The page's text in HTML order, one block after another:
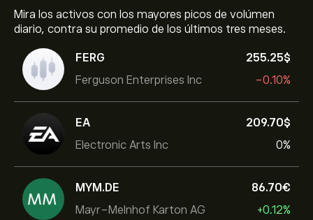
Mira los activos con los mayores picos de volúmen
diario, contra su promedio de los últimos tres meses.
FERG
Ferguson Enterprises Inc
255.25‎$‎
-0.10%
EA
Electronic Arts Inc
209.70‎$‎
0%
MYM.DE
Mayr-Melnhof Karton AG
86.70‎€‎
+0.12%